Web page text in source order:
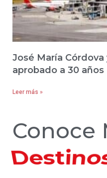
José María
aprobado a 30 años
Leer más »
Conoce
Hoteles